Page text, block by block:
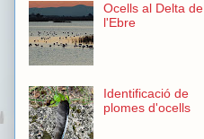
Ocells al Delta de
l'Ebre
Identificació de
plomes d'ocells